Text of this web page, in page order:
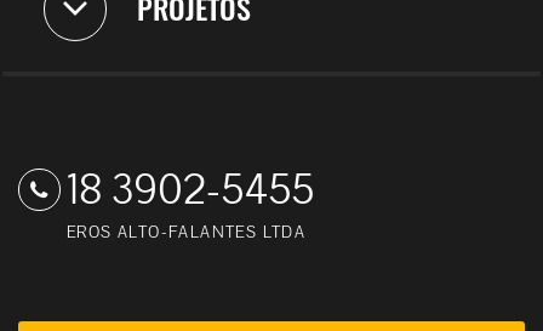
18 3902-5455
EROS ALTO-FALANTES LTDA